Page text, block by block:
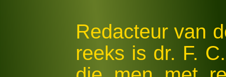
Redacteur van
reeks is dr. F.